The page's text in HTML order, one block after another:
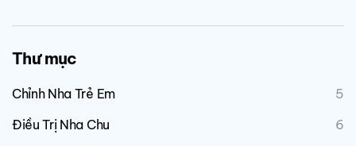
Thư mục
Chỉnh Nha Trẻ Em
5
Điều Trị Nha Chu
6